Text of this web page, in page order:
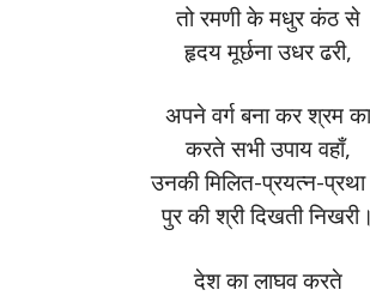
तो रमणी के मधुर कंठ से
हृदय मूर्छना उधर ढरी,
अपने वर्ग बना कर श्रम का
करते सभी उपाय वहाँ,
उनकी मिलित-प्रयत्न-
पुर की श्री दिखती निखरी।
देश का लाघव करते